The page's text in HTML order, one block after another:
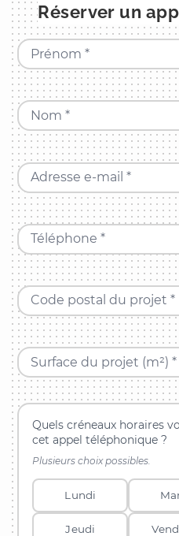
Réserver un
Prénom *
Nom *
Adresse e-mail *
Téléphone *
Code postal du projet *
Surface du projet (m²) *
Quels créneaux horaires
cet appel téléphonique ?
Plusieurs choix possibles.
Lundi
Jeudi